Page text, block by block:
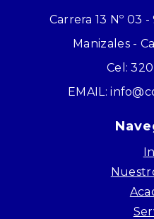
Carrera 13 Nº 03
Manizales -
Cel:
EMAIL: